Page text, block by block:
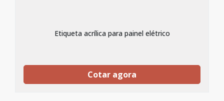
Etiqueta acrílica para painel elétrico
Cotar agora